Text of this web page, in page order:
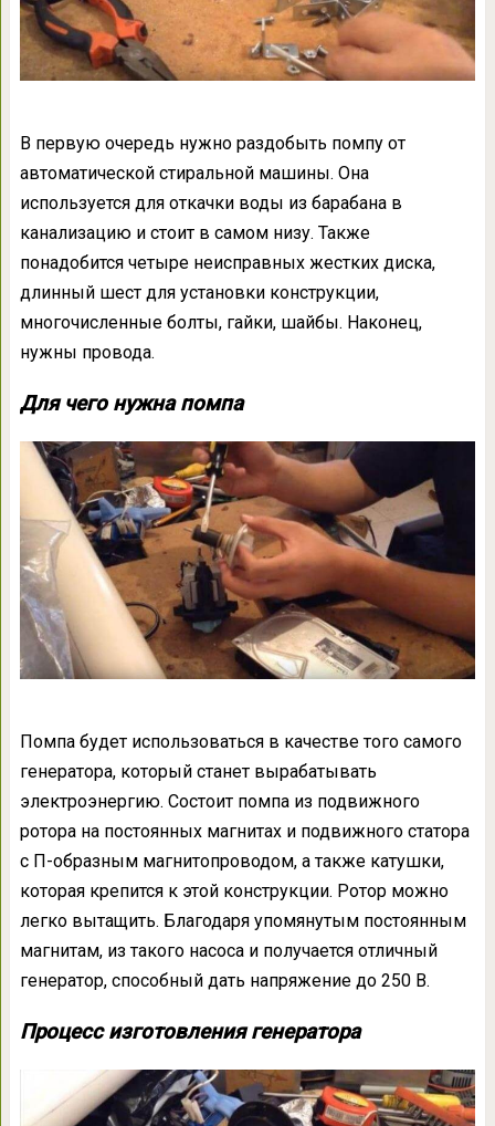
В первую очередь нужно раздобыть помпу от
автоматической стиральной машины. Она
используется для откачки воды из барабана в
канализацию и стоит в самом низу. Также
понадобится четыре неисправных жестких диска,
длинный шест для установки конструкции,
многочисленные болты, гайки, шайбы. Наконец,
нужны провода.
Для чего нужна помпа
Помпа будет использоваться в качестве того самого
генератора, который станет вырабатывать
электроэнергию. Состоит помпа из подвижного
ротора на постоянных магнитах и подвижного статора
с П-образным магнитопроводом, а также катушки,
которая крепится к этой конструкции. Ротор можно
легко вытащить. Благодаря упомянутым постоянным
магнитам, из такого насоса и получается отличный
генератор, способный дать напряжение до 250 В.
Процесс изготовления генератора